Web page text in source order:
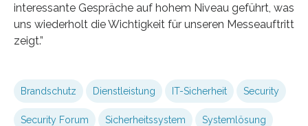
interessante Gespräche auf hohem Niveau geführt, was
uns wiederholt die Wichtigkeit für unseren Messeauftritt
zeigt.”
Brandschutz Dienstleistung IT-Sicherheit Security
Security Forum Sicherheitssystem Systemlösung